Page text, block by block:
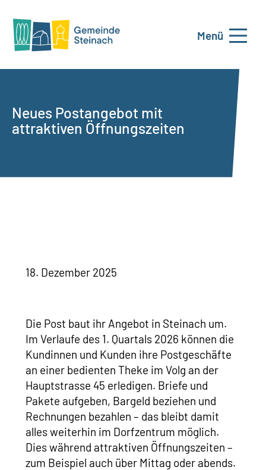
Menü
Neues Postangebot mit
attraktiven Öffnungszeiten
18. Dezember 2025
Die Post baut ihr Angebot in Steinach um.
Im Verlaufe des 1. Quartals 2026 können die
Kundinnen und Kunden ihre Postgeschäfte
an einer bedienten Theke im Volg an der
Hauptstrasse 45 erledigen. Briefe und
Pakete aufgeben, Bargeld beziehen und
Rechnungen bezahlen – das bleibt damit
alles weiterhin im Dorfzentrum möglich.
Dies während attraktiven Öffnungszeiten –
zum Beispiel auch über Mittag oder abends.